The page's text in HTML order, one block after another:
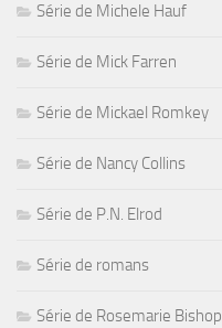
Série de Michele Hauf
Série de Mick Farren
Série de Mickael Romkey
Série de Nancy Collins
Série de P.N. Elrod
Série de romans
Série de Rosemarie Bishop